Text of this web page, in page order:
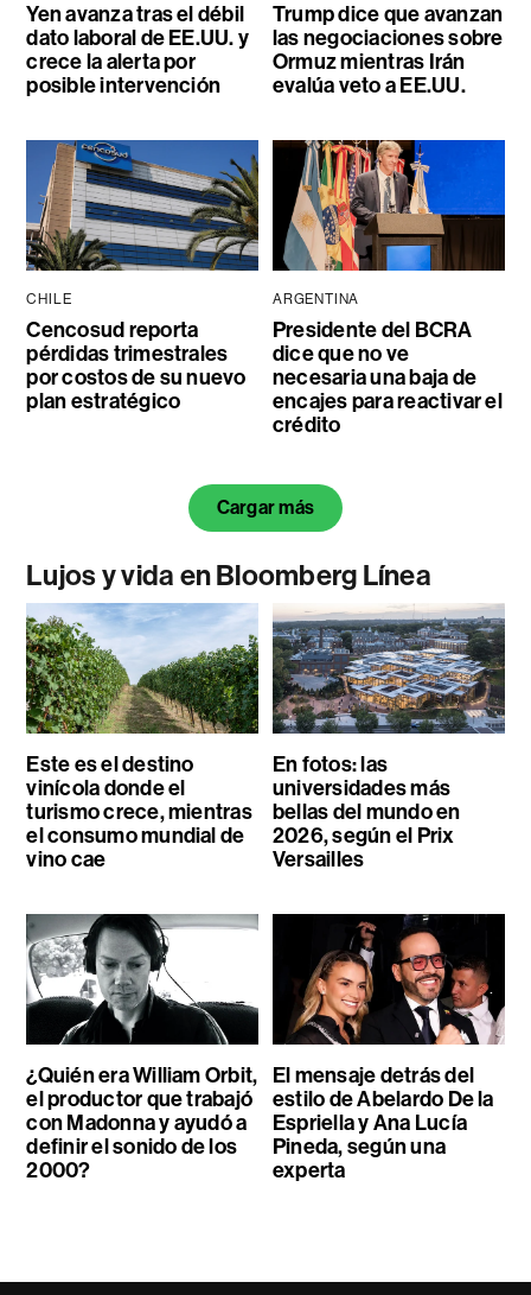
Yen avanza tras el débil
dato laboral de EE.UU. y
crece la alerta por
posible intervención
Trump dice que avanzan
las negociaciones sobre
Ormuz mientras Irán
evalúa veto a EE.UU.
CHILE
Cencosud reporta
pérdidas trimestrales
por costos de su nuevo
plan estratégico
ARGENTINA
Presidente del BCRA
dice que no ve
necesaria una baja de
encajes para reactivar el
crédito
Cargar más
Lujos y vida en Bloomberg Línea
Este es el destino
vinícola donde el
turismo crece, mientras
el consumo mundial de
vino cae
En fotos: las
universidades más
bellas del mundo en
2026, según el Prix
Versailles
¿Quién era William Orbit,
el productor que trabajó
con Madonna y ayudó a
definir el sonido de los
2000?
El mensaje detrás del
estilo de Abelardo De la
Espriella y Ana Lucía
Pineda, según una
experta